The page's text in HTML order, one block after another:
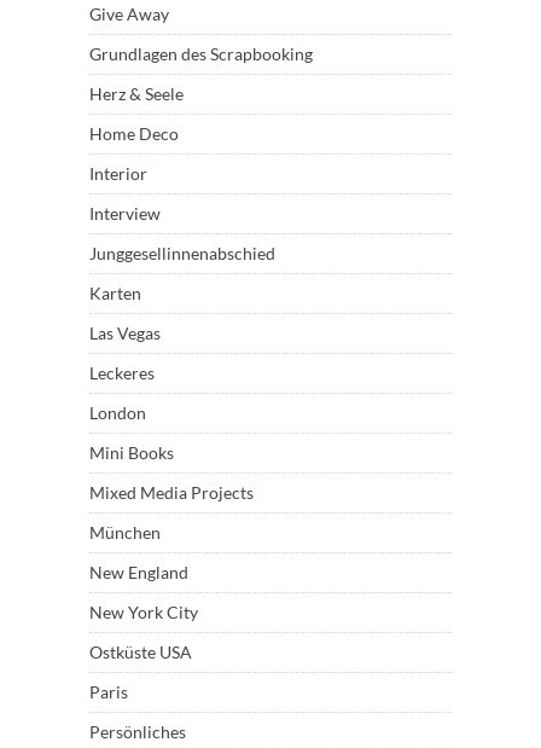
Give Away
Grundlagen des Scrapbooking
Herz & Seele
Home Deco
Interior
Interview
Junggesellinnenabschied
Karten
Las Vegas
Leckeres
London
Mini Books
Mixed Media Projects
München
New England
New York City
Ostküste USA
Paris
Persönliches